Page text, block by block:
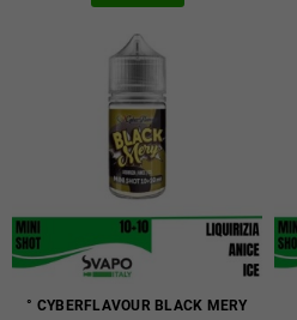
° CYBERFLAVOUR BLACK MERY